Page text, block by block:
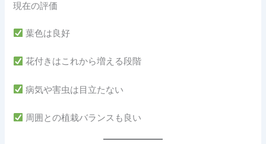
現在の評価
葉色は良好
花付きはこれから増える段階
病気や害虫は目立たない
周囲との植栽バランスも良い